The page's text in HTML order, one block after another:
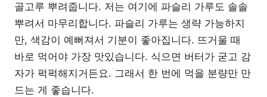
골고루 뿌려줍니다. 저는 여기에 파슬리 가루도 솔솔
뿌려서 마무리합니다. 파슬리 가루는 생략 가능하지
만, 색감이 예뻐져서 기분이 좋아집니다. 뜨거울 때
바로 먹어야 가장 맛있습니다. 식으면 버터가 굳고 감
자가 퍽퍽해지거든요. 그래서 한 번에 먹을 분량만 만
드는 게 좋습니다.